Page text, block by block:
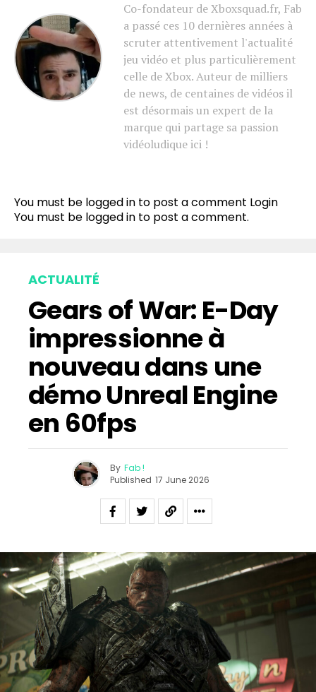
Co-fondateur de Xboxsquad.fr, Fab
a passé ces 10 dernières années à
scruter attentivement l'actualité
jeu vidéo et plus particulièrement
celle de Xbox. Auteur de milliers
de news, de centaines de vidéos il
est désormais un expert de la
marque qui partage sa passion
vidéoludique ici !
You must be logged in to post a comment Login
You must be logged in to post a comment.
ACTUALITÉ
Gears of War: E-Day
impressionne à
nouveau dans une
démo Unreal Engine
en 60fps
By Fab !
Published 17 June 2026